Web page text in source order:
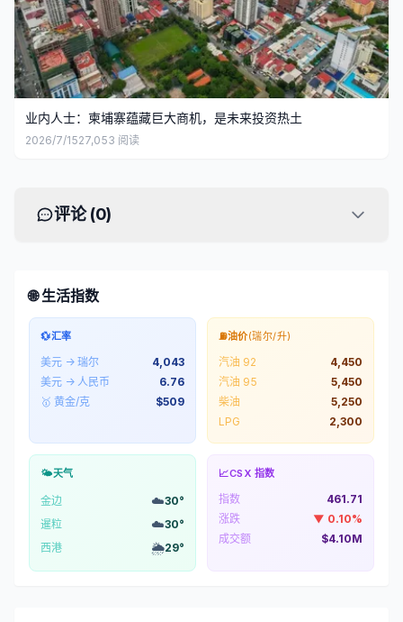
业内人士：柬埔寨蕴藏巨大商机，是未来投资热土
2026/7/1527,053 阅读
评论 (0)
🌐 生活指数
💱汇率
美元 → 瑞尔
4,043
美元 → 人民币
6.76
🥇 黄金/克
$509
⛽油价(瑞尔/升)
汽油 92
4,450
汽油 95
5,450
柴油
5,250
LPG
2,300
🌤️天气
金边 ☁️30°
暹粒
☁️30°
西港
🌦️29°
📈CSX 指数
指数
461.71
涨跌
▼ 0.10%
成交额
$4.10M